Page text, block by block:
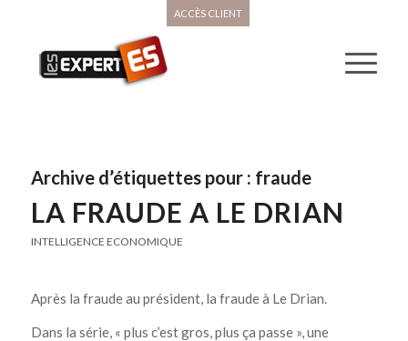
ACCÈS CLIENT
Archive d’étiquettes pour : fraude
LA FRAUDE A LE DRIAN
INTELLIGENCE ECONOMIQUE
Après la fraude au président, la fraude à Le Drian.
Dans la série, « plus c’est gros, plus ça passe », une